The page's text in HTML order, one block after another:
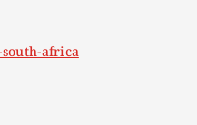
africa